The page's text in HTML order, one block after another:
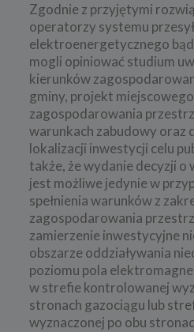
Zgodnie z przyjętymi
operatorzy systemu
elektroenergetycznego
mogli opiniować studium
kierunków
gminy, projekt
zagospodarowania
warunkach zabudowy oraz
lokalizacji inwestycji celu
także, że wydanie decyzji o
jest możliwe jedynie w
spełnienia warunków z
zagospodarowania
zamierzenie inwestycyjne
obszarze oddziaływania
poziomu pola
w strefie kontrolowanej
stronach gazociągu lub
wyznaczonej po obu